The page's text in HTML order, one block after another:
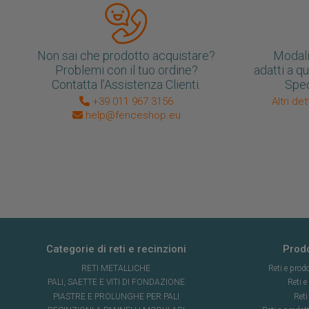
Non sai che prodotto acquistare?
Problemi con il tuo ordine?
Contatta l’Assistenza Clienti.
+39 011 967 3156
help@fenceshop.eu
adatti a
Altri
Categorie di reti e recinzioni
RETI METALLICHE
PALI, SAETTE E VITI DI FONDAZIONE
PIASTRE E PROLUNGHE PER PALI
Reti e
Reti